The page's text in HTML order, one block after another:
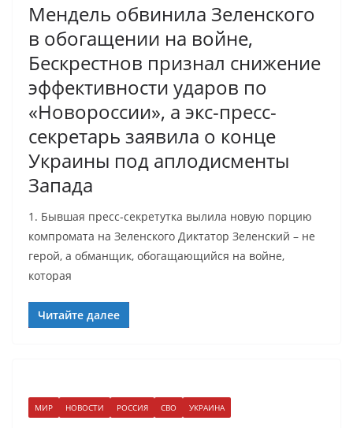
Мендель обвинила Зеленского
в обогащении на войне,
Бескрестнов признал снижение
эффективности ударов по
«Новороссии», а экс-пресс-
секретарь заявила о конце
Украины под аплодисменты
Запада
1. Бывшая пресс-секретутка вылила новую порцию
компромата на Зеленского Диктатор Зеленский – не
герой, а обманщик, обогащающийся на войне,
которая
Читайте далее
МИР НОВОСТИ РОССИЯ СВО УКРАИНА